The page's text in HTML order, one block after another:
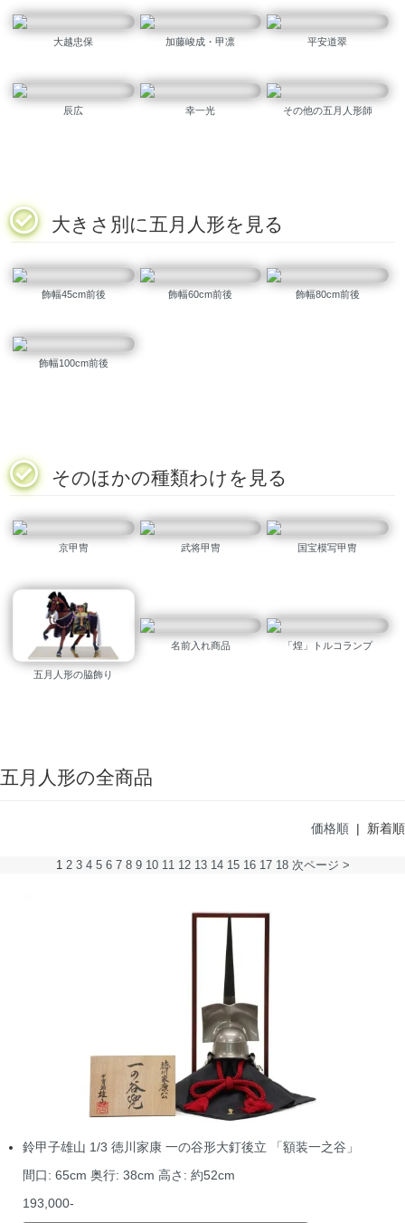
大越忠保 加藤峻成・甲凛 平安道翠
辰広 幸一光 その他の五月人形師
大きさ別に五月人形を見る
飾幅45cm前後 飾幅60cm前後 飾幅80cm前後
飾幅100cm前後
そのほかの種類わけを見る
京甲冑 武将甲冑 国宝模写甲冑
五月人形の脇飾り
名前入れ商品 「煌」トルコランプ
五月人形の全商品
価格順 | 新着順
1 2 3 4 5 6 7 8 9 10 11 12 13 14 15 16 17 18 次ページ >
鈴甲子雄山 1/3 徳川家康 一の谷形大釘後立 「額装一之谷」
間口: 65cm 奥行: 38cm 高さ: 約52cm
193,000-